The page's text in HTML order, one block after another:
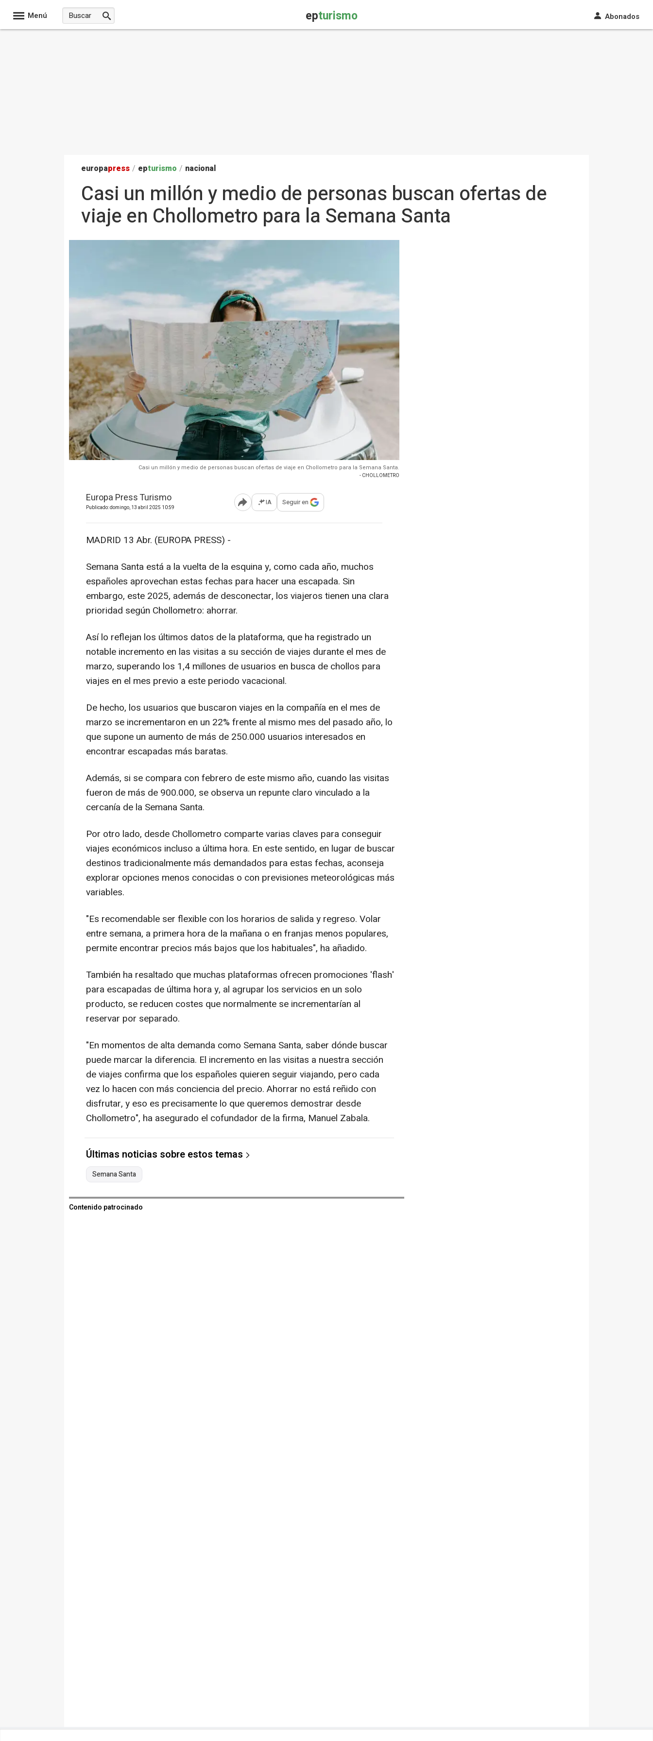
Menú epturismo Abonados
europapress / epturismo / nacional
Casi un millón y medio de personas buscan ofertas de
viaje en Chollometro para la Semana Santa
Casi un millón y medio de personas buscan ofertas de viaje en Chollometro para la Semana Santa.
- CHOLLOMETRO
Europa Press Turismo
Publicado: domingo, 13 abril 2025 10:59 Abrir opciones para compartir
IA Seguir en
MADRID 13 Abr. (EUROPA PRESS) -
Semana Santa está a la vuelta de la esquina y, como cada año, muchos
españoles aprovechan estas fechas para hacer una escapada. Sin
embargo, este 2025, además de desconectar, los viajeros tienen una clara
prioridad según Chollometro: ahorrar.
Así lo reflejan los últimos datos de la plataforma, que ha registrado un
notable incremento en las visitas a su sección de viajes durante el mes de
marzo, superando los 1,4 millones de usuarios en busca de chollos para
viajes en el mes previo a este periodo vacacional.
De hecho, los usuarios que buscaron viajes en la compañía en el mes de
marzo se incrementaron en un 22% frente al mismo mes del pasado año, lo
que supone un aumento de más de 250.000 usuarios interesados en
encontrar escapadas más baratas.
Además, si se compara con febrero de este mismo año, cuando las visitas
fueron de más de 900.000, se observa un repunte claro vinculado a la
cercanía de la Semana Santa.
Por otro lado, desde Chollometro comparte varias claves para conseguir
viajes económicos incluso a última hora. En este sentido, en lugar de buscar
destinos tradicionalmente más demandados para estas fechas, aconseja
explorar opciones menos conocidas o con previsiones meteorológicas más
variables.
"Es recomendable ser flexible con los horarios de salida y regreso. Volar
entre semana, a primera hora de la mañana o en franjas menos populares,
permite encontrar precios más bajos que los habituales", ha añadido.
También ha resaltado que muchas plataformas ofrecen promociones 'flash'
para escapadas de última hora y, al agrupar los servicios en un solo
producto, se reducen costes que normalmente se incrementarían al
reservar por separado.
"En momentos de alta demanda como Semana Santa, saber dónde buscar
puede marcar la diferencia. El incremento en las visitas a nuestra sección
de viajes confirma que los españoles quieren seguir viajando, pero cada
vez lo hacen con más conciencia del precio. Ahorrar no está reñido con
disfrutar, y eso es precisamente lo que queremos demostrar desde
Chollometro", ha asegurado el cofundador de la firma, Manuel Zabala.
Últimas noticias sobre estos temas
Semana Santa
Contenido patrocinado